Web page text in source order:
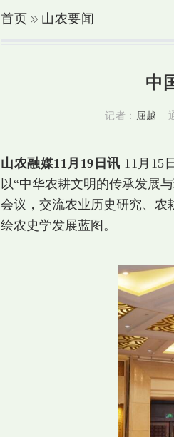
首页 山农要闻
中
记者： 屈越
山农融媒11月19日讯 11月15日
以“中华农耕文明的传承发展
会议，交流农业历史研究、农
绘农史学发展蓝图。